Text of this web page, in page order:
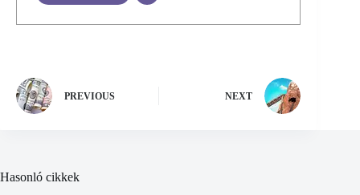
PREVIOUS NEXT
Hasonló cikkek